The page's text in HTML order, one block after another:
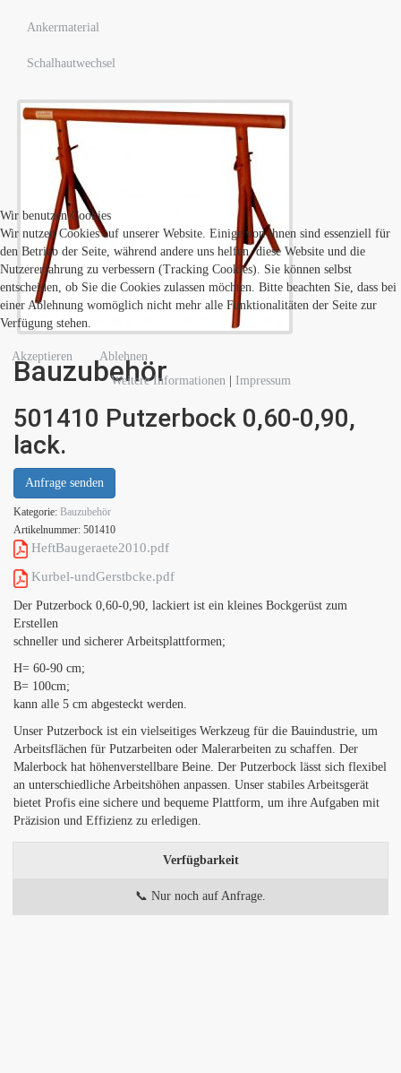
Ankermaterial
Schalhautwechsel
Bauzubehör
501410 Putzerbock 0,60-0,90,
lack.
Anfrage senden
Kategorie: Bauzubehör
Artikelnummer: 501410
HeftBaugeraete2010.pdf
Kurbel-undGerstbcke.pdf
Der Putzerbock 0,60-0,90, lackiert ist ein kleines Bockgerüst zum
Erstellen
schneller und sicherer Arbeitsplattformen;
H= 60-90 cm;
B= 100cm;
kann alle 5 cm abgesteckt werden.
Unser Putzerbock ist ein vielseitiges Werkzeug für die Bauindustrie, um
Arbeitsflächen für Putzarbeiten oder Malerarbeiten zu schaffen. Der
Malerbock hat höhenverstellbare Beine. Der Putzerbock lässt sich flexibel
an unterschiedliche Arbeitshöhen anpassen. Unser stabiles Arbeitsgerät
bietet Profis eine sichere und bequeme Plattform, um ihre Aufgaben mit
Präzision und Effizienz zu erledigen.
Verfügbarkeit
📞 Nur noch auf Anfrage.
Wir benutzen Cookies
Wir nutzen Cookies auf unserer Website. Einige von ihnen sind essenziell für
den Betrieb der Seite, während andere uns helfen, diese Website und die
Nutzererfahrung zu verbessern (Tracking Cookies). Sie können selbst
entscheiden, ob Sie die Cookies zulassen möchten. Bitte beachten Sie, dass bei
einer Ablehnung womöglich nicht mehr alle Funktionalitäten der Seite zur
Verfügung stehen.
Akzeptieren
Ablehnen
Weitere Informationen | Impressum